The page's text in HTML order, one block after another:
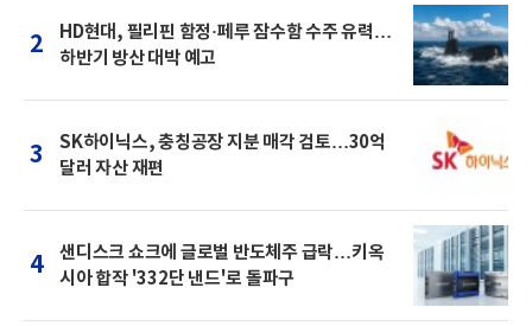
2
HD현대, 필리핀 함정·페루 잠수함 수주 유력…
하반기 방산 대박 예고
3
SK하이닉스, 충칭공장 지분 매각 검토…30억
달러 자산 재편
4
샌디스크 쇼크에 글로벌 반도체주 급락…키옥
시아 합작 '332단 낸드'로 돌파구